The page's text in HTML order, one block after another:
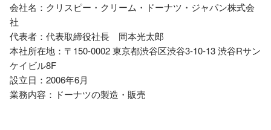
会社名：クリスピー・クリーム・ドーナツ・ジャパン株式会
社
代表者：代表取締役社長　岡本光太郎
本社所在地：〒150-0002 東京都渋谷区渋谷3-10-13 渋谷Rサン
ケイビル8F
設立日：2006年6月